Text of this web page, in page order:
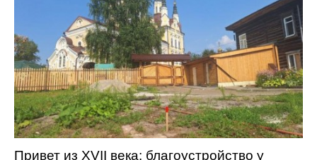
Привет из XVII века: благоустройство у